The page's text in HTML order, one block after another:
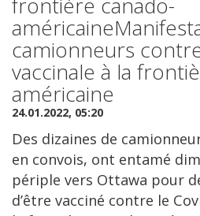
camionneurs
vaccinale à la
américaine
24.01.2022, 05:20
Des dizaines de
en convois, ont entamé
périple vers Ottawa pour
d’être vacciné contre le